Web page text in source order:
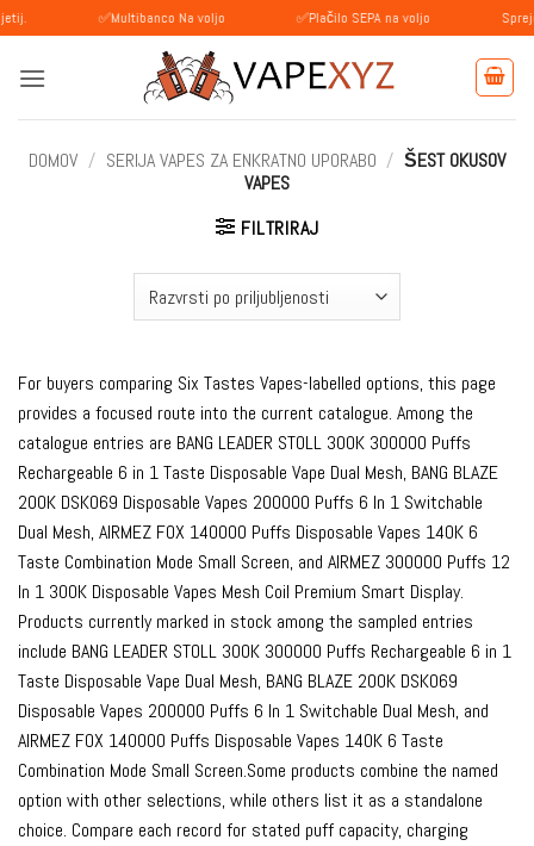
Skoči
na
vsebino
✅Multibanco Na voljo ✅Plačilo SEPA na voljo Sprejemamo
DOMOV / SERIJA VAPES ZA ENKRATNO UPORABO / ŠEST OKUSOV
VAPES
FILTRIRAJ
For buyers comparing Six Tastes Vapes-labelled options, this page
provides a focused route into the current catalogue. Among the
catalogue entries are BANG LEADER STOLL 300K 300000 Puffs
Rechargeable 6 in 1 Taste Disposable Vape Dual Mesh, BANG BLAZE
200K DSK069 Disposable Vapes 200000 Puffs 6 In 1 Switchable
Dual Mesh, AIRMEZ FOX 140000 Puffs Disposable Vapes 140K 6
Taste Combination Mode Small Screen, and AIRMEZ 300000 Puffs 12
In 1 300K Disposable Vapes Mesh Coil Premium Smart Display.
Products currently marked in stock among the sampled entries
include BANG LEADER STOLL 300K 300000 Puffs Rechargeable 6 in 1
Taste Disposable Vape Dual Mesh, BANG BLAZE 200K DSK069
Disposable Vapes 200000 Puffs 6 In 1 Switchable Dual Mesh, and
AIRMEZ FOX 140000 Puffs Disposable Vapes 140K 6 Taste
Combination Mode Small Screen.Some products combine the named
option with other selections, while others list it as a standalone
choice. Compare each record for stated puff capacity, charging